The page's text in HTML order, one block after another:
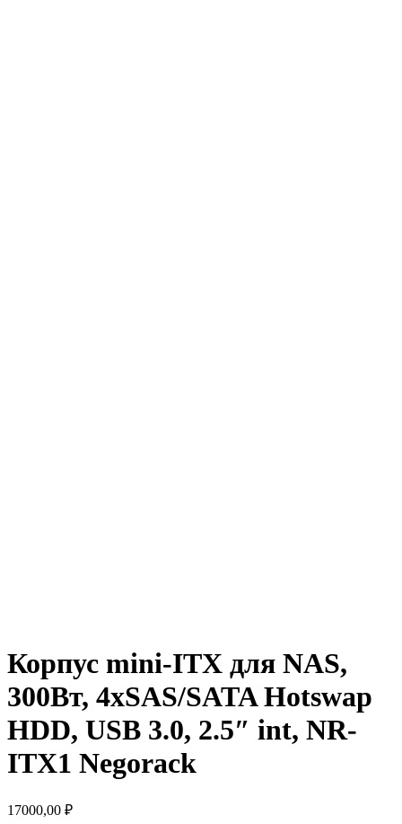
Корпус mini-ITX для NAS,
300Вт, 4xSAS/SATA Hotswap
HDD, USB 3.0, 2.5″ int, NR-
ITX1 Negorack
17000,00 ₽